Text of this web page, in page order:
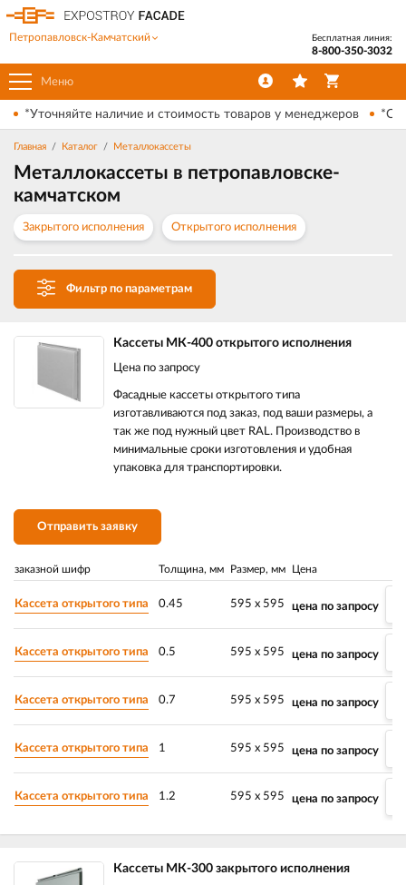
Меню
Петропавловск-Камчатский Бесплатная линия:
8-800-350-3032
*Уточняйте наличие и стоимость товаров у менеджеров
Главная Каталог Металлокассеты
Металлокассеты в петропавловске-
камчатском
Закрытого исполнения Открытого исполнения
Фильтр по параметрам
Кассеты МК-400 открытого исполнения
Цена по запросу
Фасадные кассеты открытого типа
изготавливаются под заказ, под ваши размеры, а
так же под нужный цвет RAL. Производство в
минимальные сроки изготовления и удобная
упаковка для транспортировки.
Отправить заявку
заказной шифр Толщина, мм Размер, мм Цена
Кассета открытого типа 0.45 595 х 595 цена по запросу
Кассета открытого типа 0.5 595 х 595 цена по запросу
Кассета открытого типа 0.7 595 х 595 цена по запросу
Кассета открытого типа 1 595 х 595 цена по запросу
Кассета открытого типа 1.2 595 х 595 цена по запросу
Кассеты МК-300 закрытого исполнения